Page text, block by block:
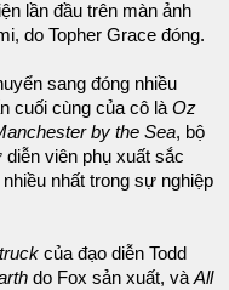
lần đầu trên màn ảnh
do Topher Grace đóng.
sang đóng nhiều
cuối cùng của cô là Oz
by the Sea, bộ
viên phụ xuất sắc
nhất trong sự nghiệp
của đạo diễn Todd
do Fox sản xuất, và All